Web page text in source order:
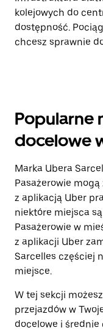
kolejowych do
dostępność.
chcesz sprawnie
Popularne
docelowe
Marka Ubera
Pasażerowie
z aplikacją Uber
niektóre miejsca
Pasażerowie w
z aplikacji Uber
Sarcelles częściej
miejsce.
W tej sekcji
przejazdów w
docelowe i średnie